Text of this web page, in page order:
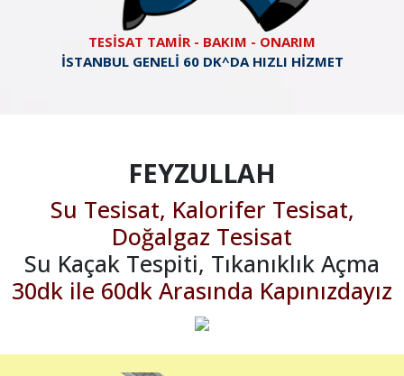
TESİSAT TAMİR - BAKIM - ONARIM
İSTANBUL GENELİ 60 DK^DA HIZLI HİZMET
FEYZULLAH
Su Tesisat, Kalorifer Tesisat,
Doğalgaz Tesisat
Su Kaçak Tespiti, Tıkanıklık Açma
30dk ile 60dk Arasında Kapınızdayız